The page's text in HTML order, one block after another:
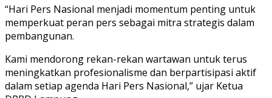
“Hari Pers Nasional menjadi momentum penting untuk
memperkuat peran pers sebagai mitra strategis dalam
pembangunan.
Kami mendorong rekan-rekan wartawan untuk terus
meningkatkan profesionalisme dan berpartisipasi aktif
dalam setiap agenda Hari Pers Nasional,” ujar Ketua